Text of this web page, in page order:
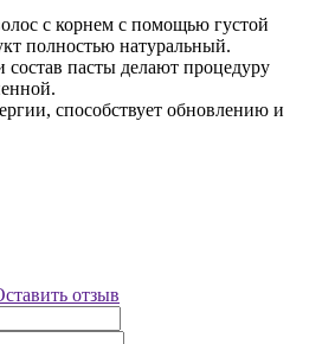
с корнем с помощью густой
полностью натуральный.
состав пасты делают процедуру
способствует обновлению и
отзыв